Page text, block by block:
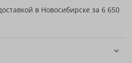
в Новосибирске за 6 650